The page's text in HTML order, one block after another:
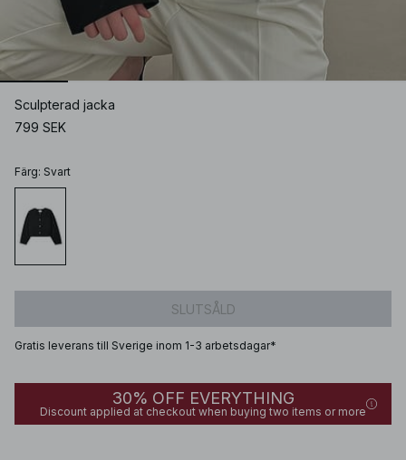
Sculpterad jacka
799 SEK
Färg: Svart
SLUTSÅLD
Gratis leverans till Sverige inom 1-3 arbetsdagar*
30% OFF EVERYTHING
Discount applied at checkout when buying two items or more